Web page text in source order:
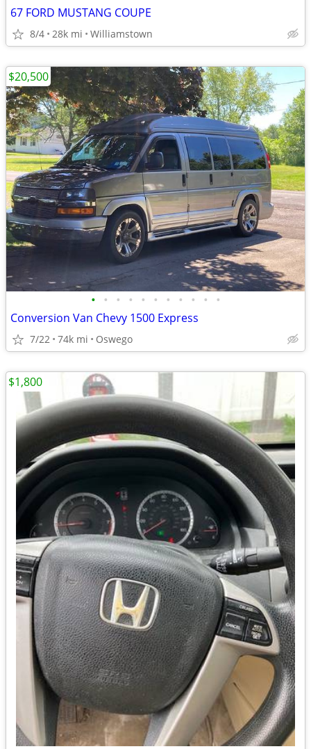
67 FORD MUSTANG COUPE
8/4 28k mi Williamstown
• • • • • • • • • • •
Conversion Van Chevy 1500 Express
7/22 74k mi Oswego
$20,500
$1,800